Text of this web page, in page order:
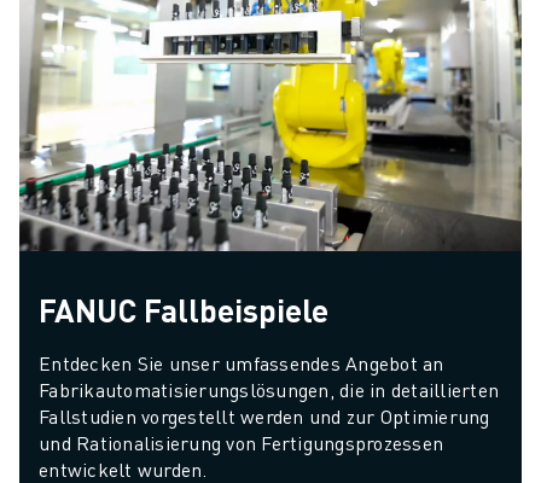
FANUC Fallbeispiele
Entdecken Sie unser umfassendes Angebot an
Fabrikautomatisierungslösungen, die in detaillierten
Fallstudien vorgestellt werden und zur Optimierung
und Rationalisierung von Fertigungsprozessen
entwickelt wurden.